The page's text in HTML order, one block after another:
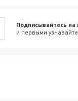
Подписывайтесь
и первыми